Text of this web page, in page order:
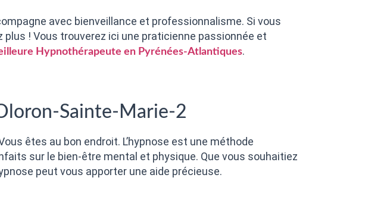
avec bienveillance et professionnalisme. Si vous
! Vous trouverez ici une praticienne passionnée et
Hypnothérapeute en Pyrénées-Atlantiques.
Sainte-Marie-2
êtes au bon endroit. L’hypnose est une méthode
sur le bien-être mental et physique. Que vous souhaitiez
peut vous apporter une aide précieuse.